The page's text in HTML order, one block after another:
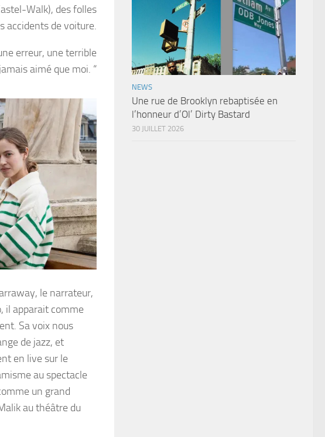
Walk), des folles
accidents de voiture.
erreur, une terrible
aimé que moi. “
le narrateur,
il apparait comme
Sa voix nous
de jazz, et
en live sur le
au spectacle
un grand
au théâtre du
NEWS
Une rue de Brooklyn rebaptisée en
l’honneur d’Ol’ Dirty Bastard
30 JUILLET 2026